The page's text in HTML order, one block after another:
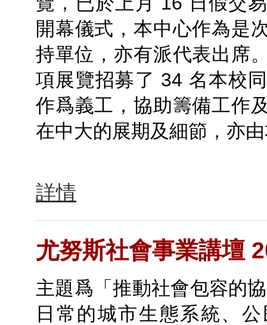
開幕儀式，本中心作為是
持單位，亦有派代表出席
項展覽招募了 34 名本校
作爲義工，協助籌備工作
在中大的展期及細節，亦
詳情
尤努斯社會事業講壇
主題爲「推動社會包容的
日常的城市生態系統、